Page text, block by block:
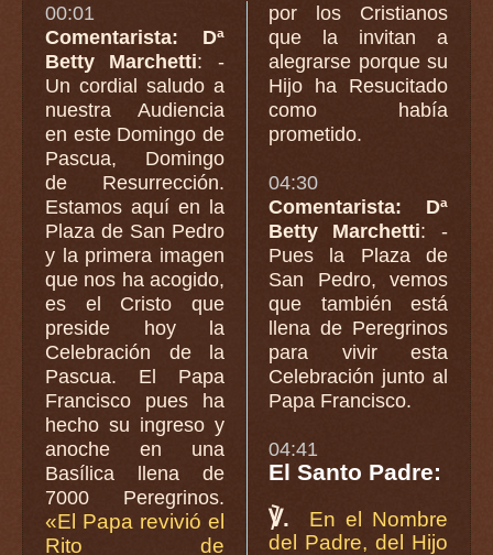
00:01
Comentarista: Dª
Betty Marchetti: -
Un cordial saludo a
nuestra Audiencia
en este Domingo de
Pascua, Domingo
de Resurrección.
Estamos aquí en la
Plaza de San Pedro
y la primera imagen
que nos ha acogido,
es el Cristo que
preside hoy la
Celebración de la
Pascua. El Papa
Francisco pues ha
hecho su ingreso y
anoche en una
Basílica llena de
7000 Peregrinos.
«El Papa revivió el
Rito de
por los Cristianos
que la invitan a
alegrarse porque su
Hijo ha Resucitado
como había
prometido.
04:30
Comentarista: Dª
Betty Marchetti: -
Pues la Plaza de
San Pedro, vemos
que también está
llena de Peregrinos
para vivir esta
Celebración junto al
Papa Francisco.
04:41
El Santo Padre:
℣.
En el Nombre
del Padre, del Hijo